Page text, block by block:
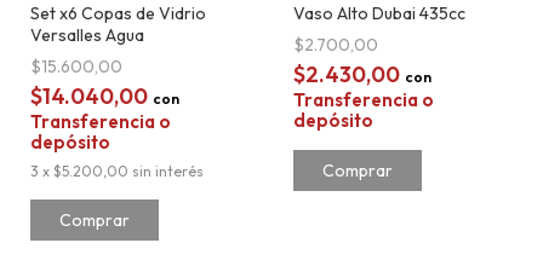
Set x6 Copas de Vidrio
Versalles Agua
$15.600,00
$14.040,00 con
Transferencia o
depósito
3 x $5.200,00 sin interés
Vaso Alto Dubai 435cc
$2.700,00
$2.430,00 con
Transferencia o
depósito